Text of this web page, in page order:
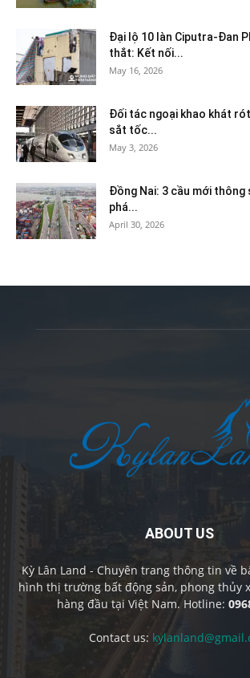
Đại lộ 10 làn Ciputra-Đan
thắt: Kết nối...
May 16, 2026
Đối tác ngoại khao khát
sắt tốc...
May 3, 2026
Đồng Nai: 3 cầu mới thông
phá...
April 30, 2026
ABOUT US
Kỳ Lân Land - Chuyên trang thông tin về
hình thị trường bất động sản, phong thủy
hàng đầu tại Việt Nam. Hotline:
Contact us: